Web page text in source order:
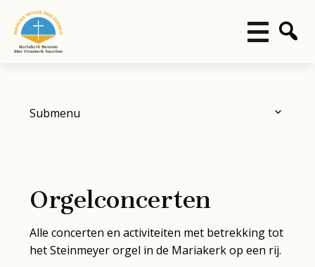
Submenu
Orgelconcerten
Alle concerten en activiteiten met betrekking tot
het Steinmeyer orgel in de Mariakerk op een rij.